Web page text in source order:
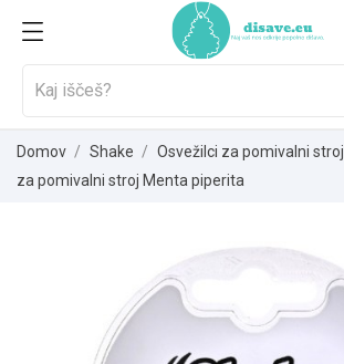
Domov Shake Osvežilci za pomivalni stroj
za pomivalni stroj Menta piperita